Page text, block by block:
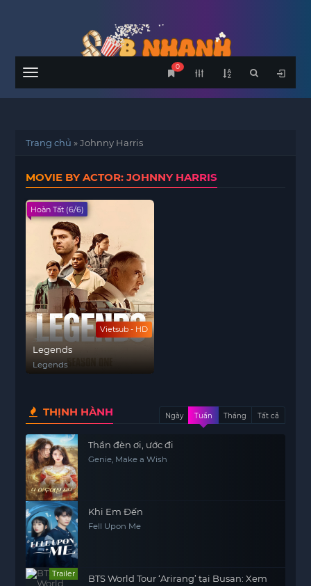
Menu
0
Trang chủ »Johnny Harris
MOVIE BY ACTOR: JOHNNY HARRIS
Vietsub - HD
Hoàn Tất (6/6)
Legends
Legends
THỊNH HÀNH Ngày Tuần Tháng Tất cả
Thần đèn ơi, ước đi
Genie, Make a Wish
Khi Em Đến
Fell Upon Me
Trailer
BTS World Tour ‘Arirang’ tại Busan: Xem